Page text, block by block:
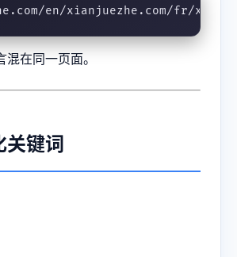
en/xianjuezhe.com/fr/
在同一页面。
键词